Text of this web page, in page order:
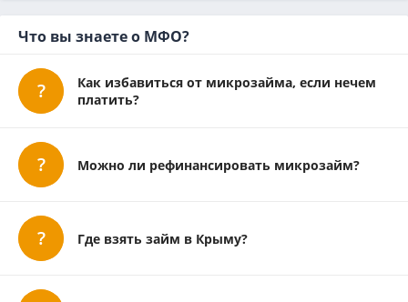
Что вы знаете о МФО?
Как избавиться от микрозайма, если нечем
платить?
Можно ли рефинансировать микрозайм?
Где взять займ в Крыму?